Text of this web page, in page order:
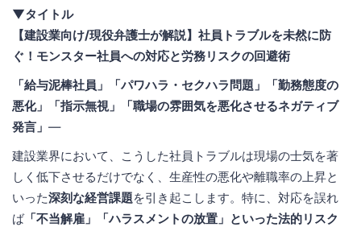
▼タイトル
【建設業向け/現役弁護士が解説】社員トラブルを未然に防
ぐ！モンスター社員への対応と労務リスクの回避術
「給与泥棒社員」「パワハラ・セクハラ問題」「勤務態度の
悪化」「指示無視」「職場の雰囲気を悪化させるネガティブ
発言」 —
建設業界において、こうした社員トラブルは現場の士気を著
しく低下させるだけでなく、生産性の悪化や離職率の上昇と
いった深刻な経営課題を引き起こします。特に、対応を誤れ
ば「不当解雇」「ハラスメントの放置」といった法的リスク